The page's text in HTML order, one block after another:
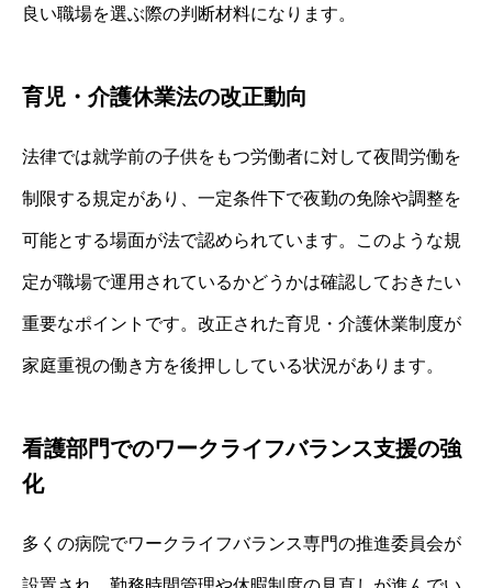
良い職場を選ぶ際の判断材料になります。
育児・介護休業法の改正動向
法律では就学前の子供をもつ労働者に対して夜間労働を
制限する規定があり、一定条件下で夜勤の免除や調整を
可能とする場面が法で認められています。このような規
定が職場で運用されているかどうかは確認しておきたい
重要なポイントです。改正された育児・介護休業制度が
家庭重視の働き方を後押ししている状況があります。
看護部門でのワークライフバランス支援の強
化
多くの病院でワークライフバランス専門の推進委員会が